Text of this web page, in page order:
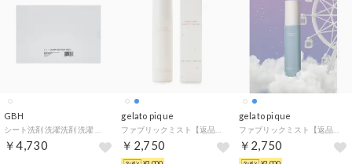
GBH
￥4,730
gelato pique
￥2,750
gelato pique
ファブリックミスト【返品不可商品】（BLU）
￥2,750